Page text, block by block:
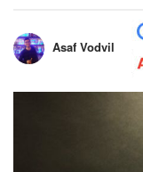
Asaf Vodvil